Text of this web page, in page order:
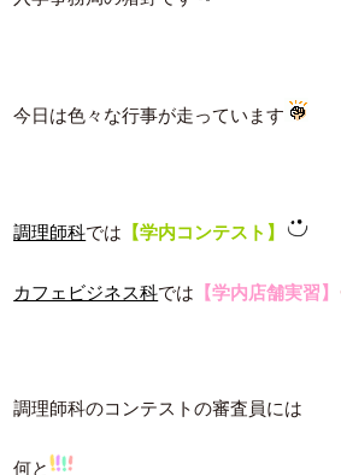
今日は色々な行事が走っています
調理師科では 【学内コンテスト】
カフェビジネス科では 【学内店舗実習】
調理師科のコンテストの審査員には
何と